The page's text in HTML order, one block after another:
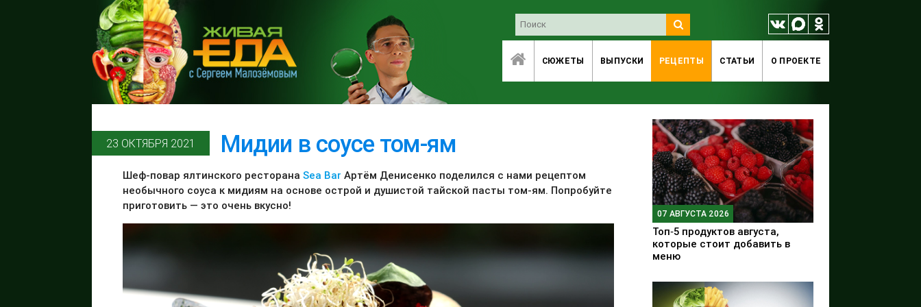
СЮЖЕТЫ ВЫПУСКИ РЕЦЕПТЫ СТАТЬИ O ПРОЕКТЕ
23 ОКТЯБРЯ 2021 Мидии в соусе том-ям
Шеф-повар ялтинского ресторанаSea BarАртём Денисенко поделился с нами рецептом
необычного соуса к мидиям на основе острой и душистой тайской пасты том-ям. Попробуйте
приготовить — это очень вкусно!
07 АВГУСТА 2026
Топ‑5 продуктов августа,
которые стоит добавить в
меню